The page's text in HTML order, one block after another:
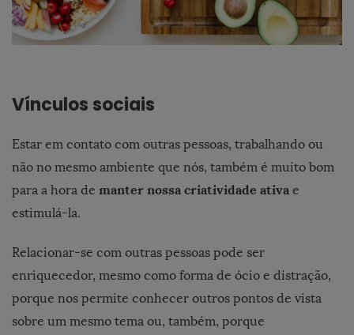
Vínculos sociais
Estar em contato com outras pessoas, trabalhando ou
não no mesmo ambiente que nós, também é muito bom
para a hora de manter nossa criatividade ativa e
estimulá-la.
Relacionar-se com outras pessoas pode ser
enriquecedor, mesmo como forma de ócio e distração,
porque nos permite conhecer outros pontos de vista
sobre um mesmo tema ou, também, porque